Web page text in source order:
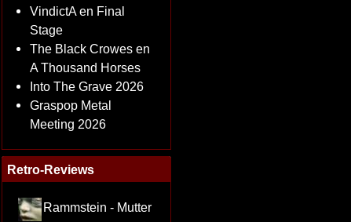
VindictA en Final
Stage
The Black Crowes en
A Thousand Horses
Into The Grave 2026
Graspop Metal
Meeting 2026
Retro-Reviews
Rammstein - Mutter